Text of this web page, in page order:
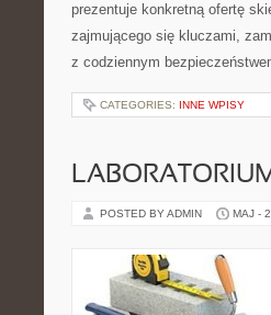
prezentuje konkretną ofertę
zajmującego się kluczami,
z codziennym
CATEGORIES: INNE WPISY
POSTED BY ADMIN MAJ -